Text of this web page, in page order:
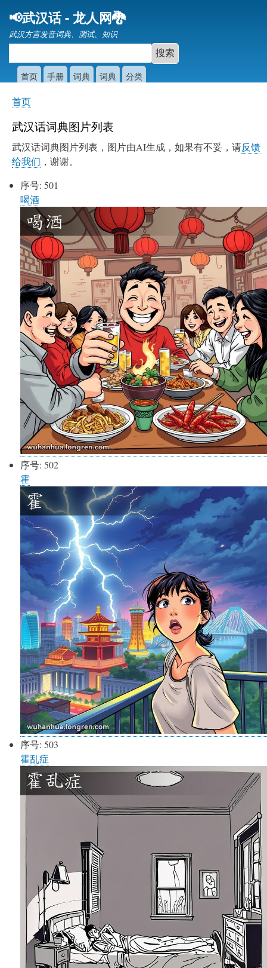
要
内
📢武汉话 - 龙人网🐉
武汉方言发音词典、测试、知识
首页 手册 词典 词典 分类
你
在
这
里
首页
武汉话词典图片列表
武汉话词典图片列表，图片由AI生成，如果有不妥，请反馈
给我们 ，谢谢。
序号: 501
喝酒
序号: 502
霍
序号: 503
霍乱症